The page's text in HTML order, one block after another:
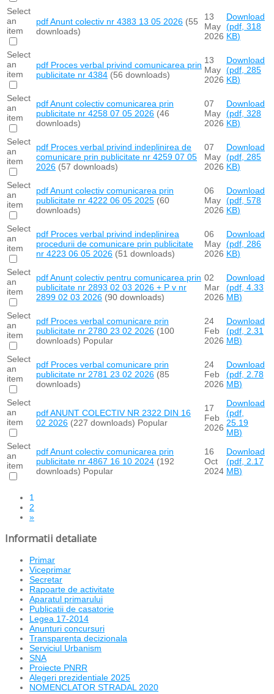
Select
an
item
pdfAnunt colectiv nr 4383 13 05 2026 (55
downloads)
13
May
2026
Download
(pdf, 318
KB)
Select
an
item
pdf Proces verbal privind comunicarea prin
publicitate nr 4384 (56 downloads)
13
May
2026
Download
(pdf, 285
KB)
Select
an
item
pdfAnunt colectiv comunicarea prin
publicitate nr 4258 07 05 2026 (46
downloads)
07
May
2026
Download
(pdf, 328
KB)
Select
an
item
pdf Proces verbal privind indeplinirea de
comunicare prin publicitate nr 4259 07 05
2026 (57 downloads)
07
May
2026
Download
(pdf, 285
KB)
Select
an
item
pdfAnunt colectiv comunicarea prin
publicitate nr 4222 06 05 2025 (60
downloads)
06
May
2026
Download
(pdf, 578
KB)
Select
an
item
pdf Proces verbal privind indeplinirea
procedurii de comunicare prin publicitate
nr 4223 06 05 2026 (51 downloads)
06
May
2026
Download
(pdf, 286
KB)
Select
an
item
pdfAnunț colectiv pentru comunicarea prin
publicitate nr 2893 02 03 2026 + P v nr
2899 02 03 2026 (90 downloads)
02
Mar
2026
Download
(pdf, 4.33
MB)
Select
an
item
pdf Proces verbal comunicare prin
publicitate nr 2780 23 02 2026 (100
downloads) Popular
24
Feb
2026
Download
(pdf, 2.31
MB)
Select
an
item
pdf Proces verbal comunicare prin
publicitate nr 2781 23 02 2026 (85
downloads)
24
Feb
2026
Download
(pdf, 2.78
MB)
Select
an
item
pdfANUNT COLECTIV NR 2322 DIN 16
02 2026 (227 downloads) Popular
17
Feb
2026
Download
(pdf,
25.19
MB)
Select
an
item
pdfAnunt colectiv comunicarea prin
publicitate nr 4867 16 10 2024 (192
downloads) Popular
16
Oct
2024
Download
(pdf, 2.17
MB)
1
2
»
Informatii detaliate
Primar
Viceprimar
Secretar
Rapoarte de activitate
Aparatul primarului
Publicatii de casatorie
Legea 17-2014
Anunturi concursuri
Transparenta decizionala
Serviciul Urbanism
SNA
Proiecte PNRR
Alegeri prezidentiale 2025
NOMENCLATOR STRADAL 2020